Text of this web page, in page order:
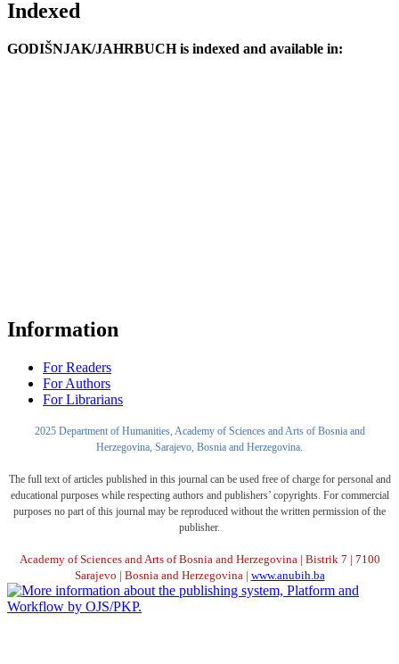
Indexed
GODIŠNJAK/JAHRBUCH is indexed and available in:
Information
For Readers
For Authors
For Librarians
2025 Department of Humanities, Academy of Sciences and Arts of Bosnia and
Herzegovina, Sarajevo, Bosnia and Herzegovina.
The full text of articles published in this journal can be used free of charge for personal and
educational purposes while respecting authors and publishers’ copyrights. For commercial
purposes no part of this journal may be reproduced without the written permission of the
publisher.
Academy of Sciences and Arts of Bosnia and Herzegovina | Bistrik 7 | 7100
Sarajevo | Bosnia and Herzegovina | www.anubih.ba